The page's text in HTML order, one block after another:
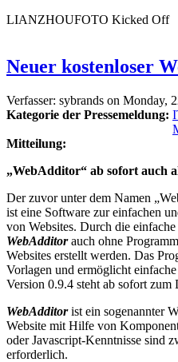
LIANZHOUFOTO Kicked Off
Neuer kostenloser
Verfasser: sybrands on Monday,
Kategorie der Pressemeldung:
Mitteilung:
„WebAdditor“ ab sofort auch
Der zuvor unter dem Namen
ist eine Software zur einfachen
von Websites. Durch die
WebAdditorauch ohne
Websites erstellt werden. Das
Vorlagen und ermöglicht
Version 0.9.4 steht ab sofort zum
WebAdditorist ein sogenannter
Website mit Hilfe von
oder Javascript-Kenntnisse sind
erforderlich.